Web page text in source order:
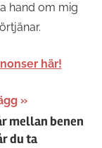
hand om mig
här!
mellan benen
du ta